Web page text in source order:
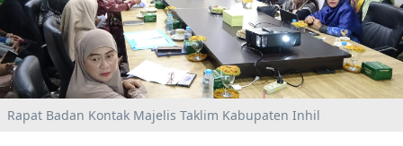
Rapat Badan Kontak Majelis Taklim Kabupaten Inhil